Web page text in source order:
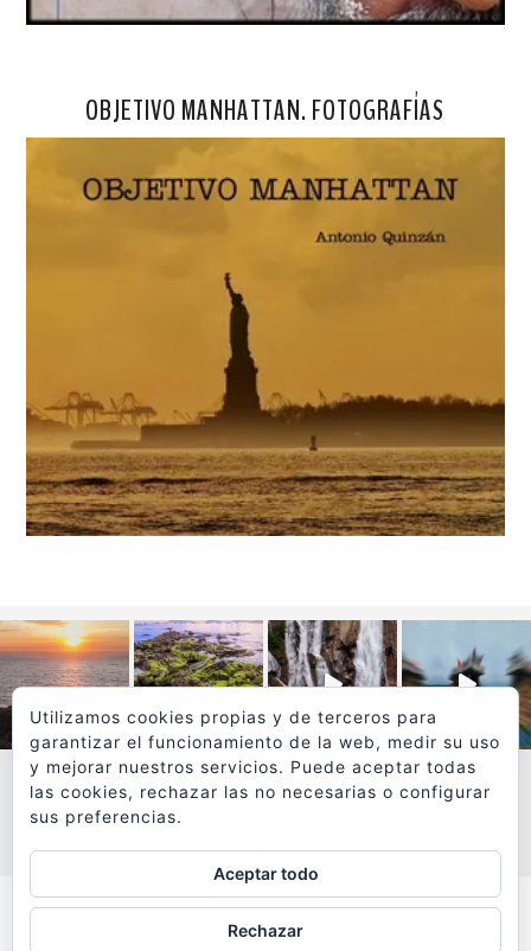
OBJETIVO MANHATTAN. FOTOGRAFÍAS
VER MÁS
Todos los textos y fotografías de
Utilizamos cookies propias y de terceros para
garantizar el funcionamiento de la web, medir su uso
y mejorar nuestros servicios. Puede aceptar todas
las cookies, rechazar las no necesarias o configurar
sus preferencias.
Aceptar todo
Rechazar